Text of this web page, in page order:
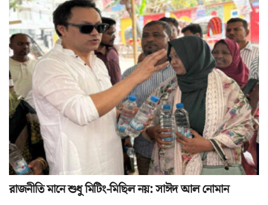
রাজনীতি মানে শুধু মিটিং-মিছিল নয়: সাঈদ আল নোমান